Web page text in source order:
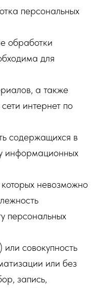
персональных
обработки
для
а также
интернет по
содержащихся в
информационных
невозможно
персональных
совокупность
или без
запись,